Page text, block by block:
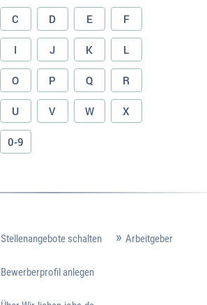
C D E F
I J K L
O P Q R
U V W X
0-9
Stellenangebote schalten Arbeitgeber
Bewerberprofil anlegen